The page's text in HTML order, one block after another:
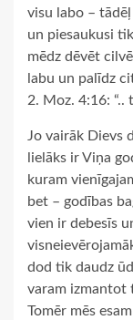
visu labo –
un piesaukusi
mēdz dēvēt
labu un palīdz
2. Moz. 4:16: “..
Jo vairāk Dievs
lielāks ir Viņa
kuram
bet – godības
vien ir debesīs
dod tik daudz
varam izmantot
Tomēr mēs